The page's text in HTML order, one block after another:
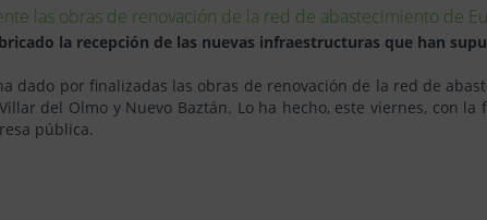
las obras de renovación de la red de abastecimiento de
la recepción de las nuevas infraestructuras que han
dado por finalizadas las obras de renovación de la red de
del Olmo y Nuevo Baztán. Lo ha hecho, este viernes, con
pública.